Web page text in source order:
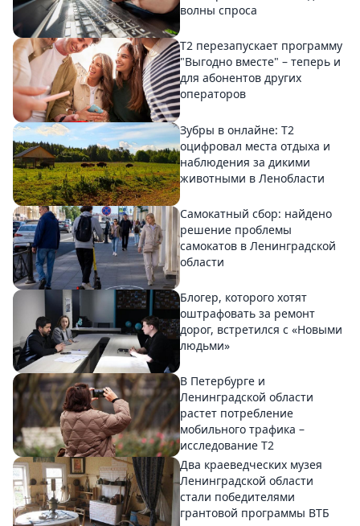
волны спроса
Т2 перезапускает программу
"Выгодно вместе" – теперь и
для абонентов других
операторов
Зубры в онлайне: Т2
оцифровал места отдыха и
наблюдения за дикими
животными в Ленобласти
Самокатный сбор: найдено
решение проблемы
самокатов в Ленинградской
области
Блогер, которого хотят
оштрафовать за ремонт
дорог, встретился с «Новыми
людьми»
В Петербурге и
Ленинградской области
растет потребление
мобильного трафика –
исследование T2
Два краеведческих музея
Ленинградской области
стали победителями
грантовой программы ВТБ